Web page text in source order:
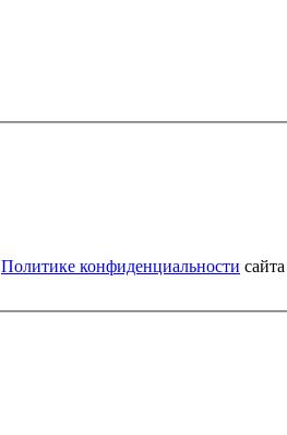
Политике конфиденциальности сайта